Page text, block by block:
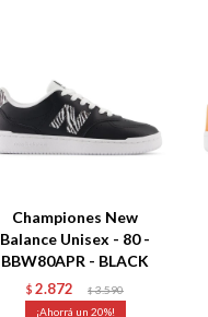
Championes New
Balance Unisex - 80 -
BBW80APR - BLACK
$ 2.872 $ 3.590
20